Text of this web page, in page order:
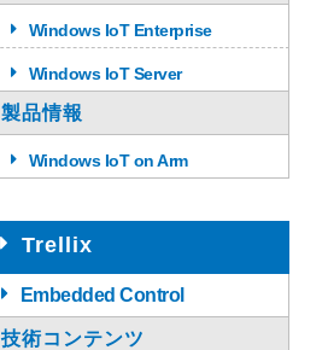
Windows IoT Enterprise
Windows IoT Server
製品情報
Windows IoT on Arm
Trellix
Embedded Control
技術コンテンツ